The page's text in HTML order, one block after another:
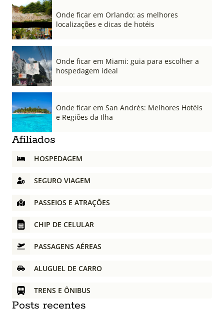
Onde ficar em Orlando: as melhores
localizações e dicas de hotéis
Onde ficar em Miami: guia para escolher a
hospedagem ideal
Onde ficar em San Andrés: Melhores Hotéis
e Regiões da Ilha
Afiliados
HOSPEDAGEM
SEGURO VIAGEM
PASSEIOS E ATRAÇÕES
CHIP DE CELULAR
PASSAGENS AÉREAS
ALUGUEL DE CARRO
TRENS E ÔNIBUS
Posts recentes